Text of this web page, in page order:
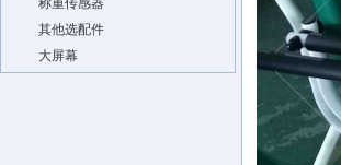
称重传感器
其他选配件
大屏幕